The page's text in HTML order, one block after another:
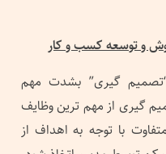
و توسعه کسب و کار
“تصمیم گیری” بشدت مهم
گیری از مهم ترین وظایف
با توجه به اهداف از